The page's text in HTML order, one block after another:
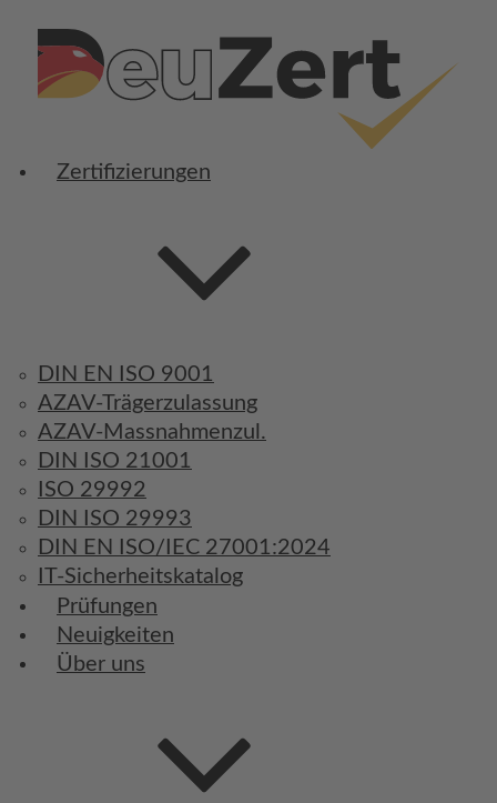
Zertifizierungen
DIN EN ISO 9001
AZAV-Trägerzulassung
AZAV-Massnahmenzul.
DIN ISO 21001
ISO 29992
DIN ISO 29993
DIN EN ISO/IEC 27001:2024
IT-Sicherheitskatalog
Prüfungen
Neuigkeiten
Über uns